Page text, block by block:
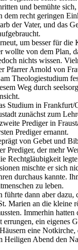
und bemühte
dem recht geringen
der Vater, und das
um besser für die
wollte von dem Plan,
nichts wissen.
Pfarrer Arnold von
Theologiestudium
Weg durch
Studium in
zunächst zum
Prediger in
Prediger ernannt.
von Gebet und
Prediger, der mehr
Rechtgläubigkeit
mischte er sich
durchaus kannte.
zu leben.
dann aber dazu,
Marien an die kleine
Immerhin hatten
errungen, ein eigenes
eine
Heiligen Abend den